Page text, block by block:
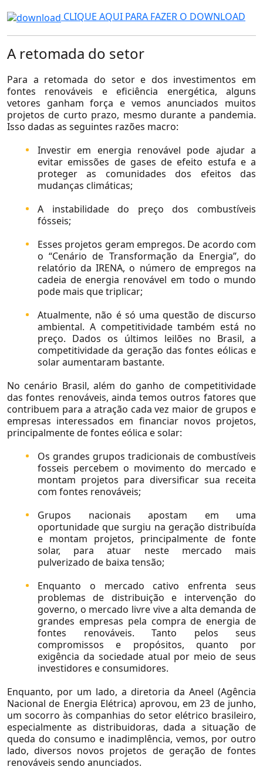
Sobre Nós
Sobre a Flow
Nossa Equipe
Nossas Causas
Trabalhe Conosco
CLIQUE AQUI PARA FAZER O DOWNLOAD
A retomada do setor
Para a retomada do setor e dos investimentos em
fontes renováveis e eficiência energética, alguns
vetores ganham força e vemos anunciados muitos
projetos de curto prazo, mesmo durante a pandemia.
Isso dadas as seguintes razões macro:
Investir em energia renovável pode ajudar a
evitar emissões de gases de efeito estufa e a
proteger as comunidades dos efeitos das
mudanças climáticas;
A instabilidade do preço dos combustíveis
fósseis;
Esses projetos geram empregos. De acordo com
o “Cenário de Transformação da Energia”, do
relatório da IRENA, o número de empregos na
cadeia de energia renovável em todo o mundo
pode mais que triplicar;
Atualmente, não é só uma questão de discurso
ambiental. A competitividade também está no
preço. Dados os últimos leilões no Brasil, a
competitividade da geração das fontes eólicas e
solar aumentaram bastante.
No cenário Brasil, além do ganho de competitividade
das fontes renováveis, ainda temos outros fatores que
contribuem para a atração cada vez maior de grupos e
empresas interessados em financiar novos projetos,
principalmente de fontes eólica e solar:
Os grandes grupos tradicionais de combustíveis
fosseis percebem o movimento do mercado e
montam projetos para diversificar sua receita
com fontes renováveis;
Grupos nacionais apostam em uma
oportunidade que surgiu na geração distribuída
e montam projetos, principalmente de fonte
solar, para atuar neste mercado mais
pulverizado de baixa tensão;
Enquanto o mercado cativo enfrenta seus
problemas de distribuição e intervenção do
governo, o mercado livre vive a alta demanda de
grandes empresas pela compra de energia de
fontes renováveis. Tanto pelos seus
compromissos e propósitos, quanto por
exigência da sociedade atual por meio de seus
investidores e consumidores.
Enquanto, por um lado, a diretoria da Aneel (Agência
Nacional de Energia Elétrica) aprovou, em 23 de junho,
um socorro às companhias do setor elétrico brasileiro,
especialmente as distribuidoras, dada a situação de
queda do consumo e inadimplência, vemos, por outro
lado, diversos novos projetos de geração de fontes
renováveis sendo anunciados.